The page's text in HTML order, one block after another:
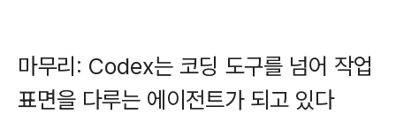
마무리: Codex는 코딩 도구를 넘어 작업
표면을 다루는 에이전트가 되고 있다